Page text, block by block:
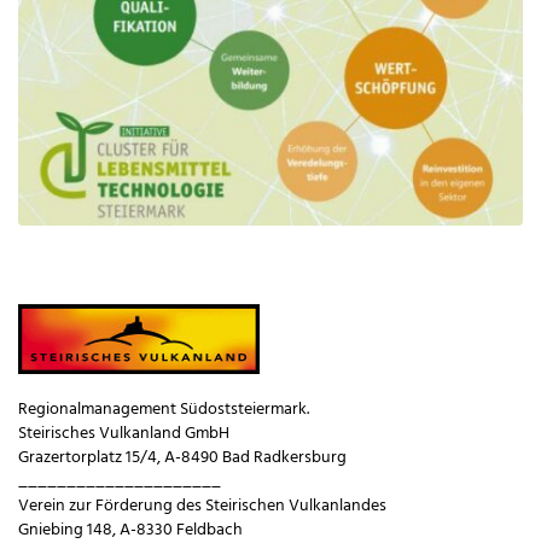
Regionalmanagement Südoststeiermark.
Steirisches Vulkanland GmbH
Grazertorplatz 15/4, A-8490 Bad Radkersburg
_____________________
Verein zur Förderung des Steirischen Vulkanlandes
Gniebing 148, A-8330 Feldbach